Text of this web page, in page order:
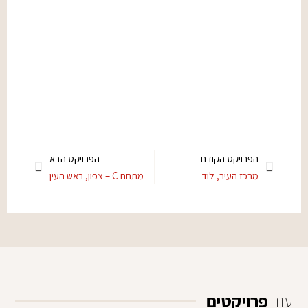
הפרויקט הקודם
מרכז העיר, לוד
הפרויקט הבא
מתחם C – צפון, ראש העין
עוד פרויקטים